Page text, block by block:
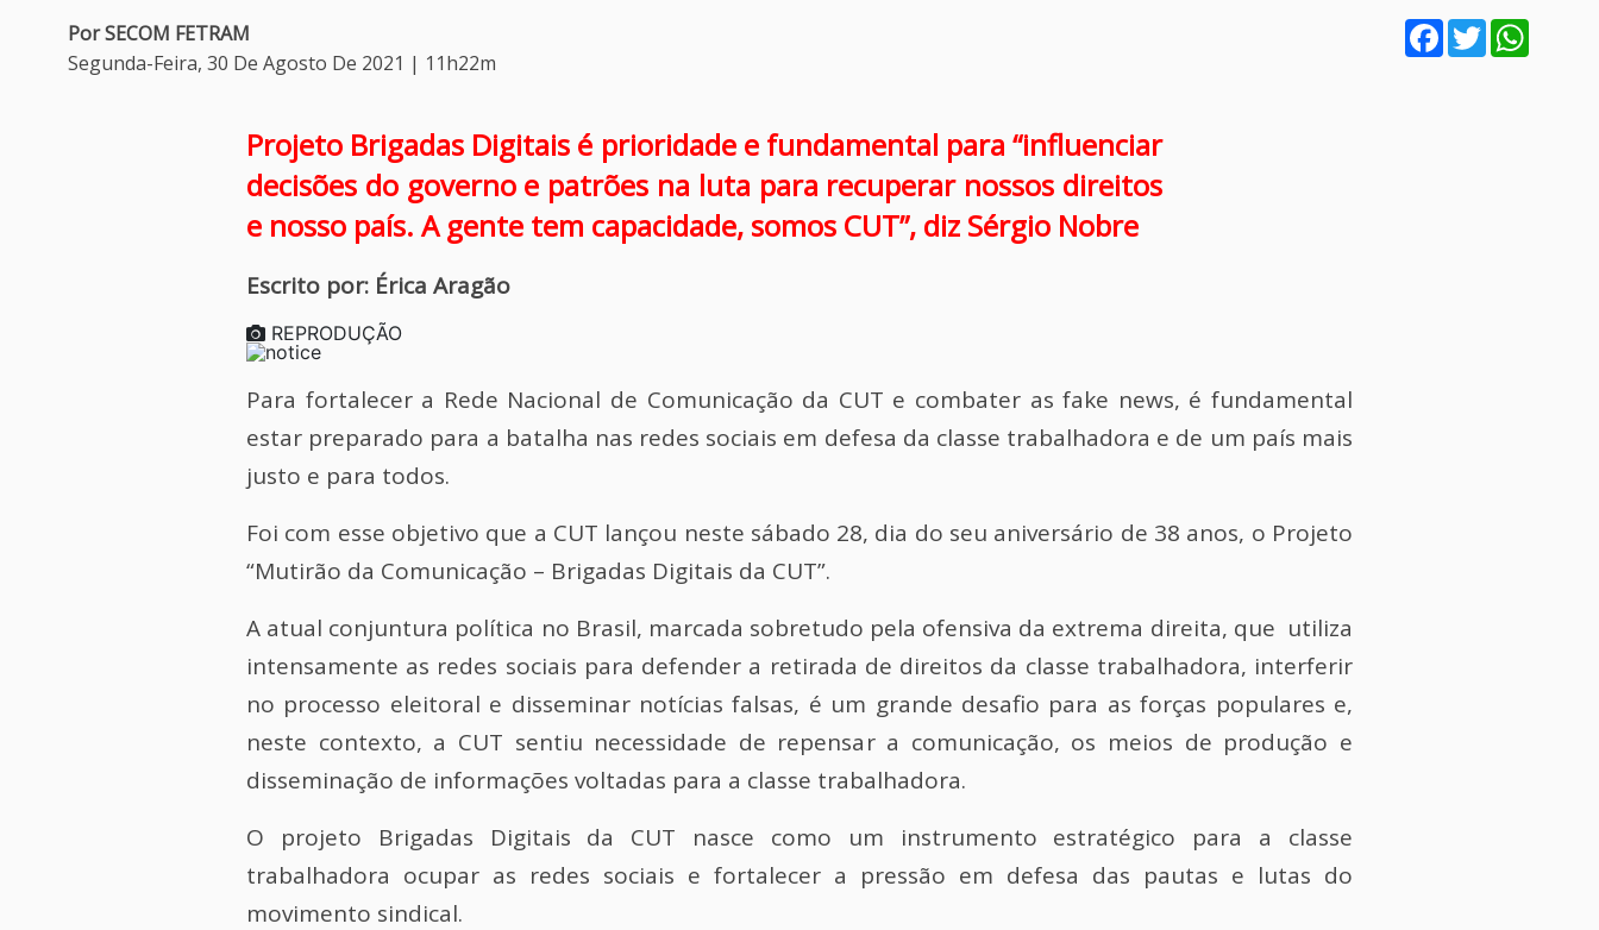
Por SECOM FETRAM
Segunda-Feira, 30 De Agosto De 2021 | 11h22m
Facebook
Twitter
Projeto Brigadas Digitais é prioridade e fundamental para “influenciar
decisões do governo e patrões na luta para recuperar nossos direitos
e nosso país. A gente tem capacidade, somos CUT”, diz Sérgio Nobre
Escrito por: Érica Aragão
REPRODUÇÃO
Para fortalecer a Rede Nacional de Comunicação da CUT e combater as fake news, é fundamental
estar preparado para a batalha nas redes sociais em defesa da classe trabalhadora e de um país mais
justo e para todos.
Foi com esse objetivo que a CUT lançou neste sábado 28, dia do seu aniversário de 38 anos, o Projeto
“Mutirão da Comunicação – Brigadas Digitais da CUT”.
A atual conjuntura política no Brasil, marcada sobretudo pela ofensiva da extrema direita, que utiliza
intensamente as redes sociais para defender a retirada de direitos da classe trabalhadora, interferir
no processo eleitoral e disseminar notícias falsas, é um grande desafio para as forças populares e,
neste contexto, a CUT sentiu necessidade de repensar a comunicação, os meios de produção e
disseminação de informações voltadas para a classe trabalhadora.
O projeto Brigadas Digitais da CUT nasce como um instrumento estratégico para a classe
trabalhadora ocupar as redes sociais e fortalecer a pressão em defesa das pautas e lutas do
movimento sindical.